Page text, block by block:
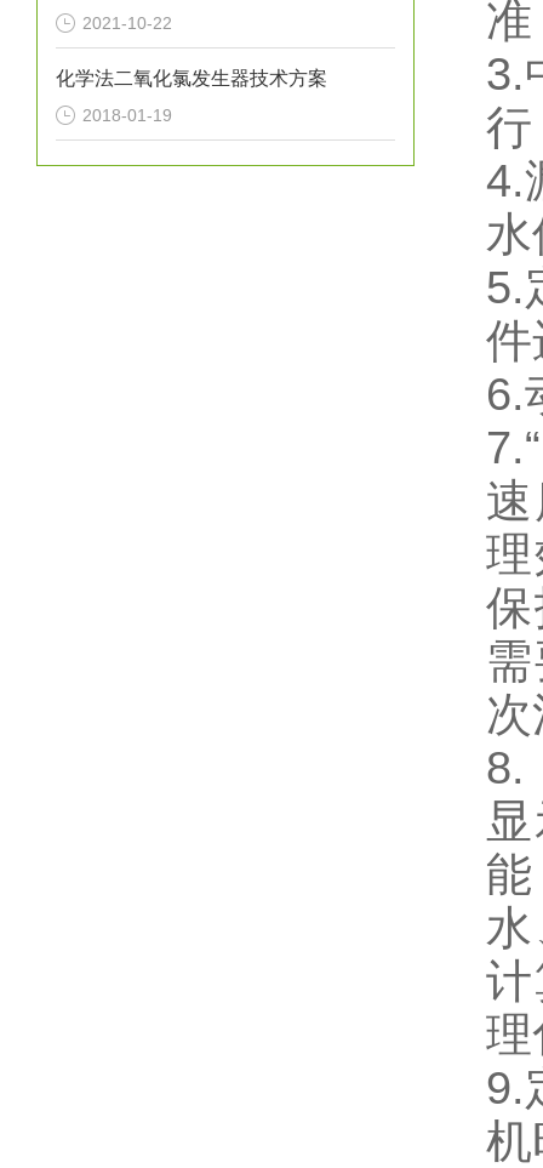
2021-10-22
化学法二氧化氯发生器技术方案
2018-01-19
准
3.
行
4.
5.
件
6.
8.
理
9.
机